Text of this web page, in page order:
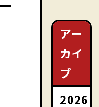
アー
カイ
ブ
2026